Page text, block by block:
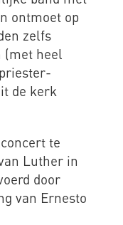
ontmoet op
zelfs
(met heel
de kerk
te
Luther in
door
van Ernesto